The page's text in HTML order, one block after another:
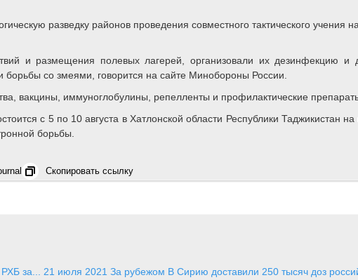
разведку районов проведения совместного тактического учения
и размещения полевых лагерей, организовали их дезинфекцию и
со змеями, говорится на сайте Минобороны России.
вакцины, иммуноглобулины, репелленты и профилактические
с 5 по 10 августа в Хатлонской области Республики Таджикистан
борьбы.
Скопировать ссылку
за... 21 июля 2021 За рубежом В Сирию доставили 250 тысяч доз